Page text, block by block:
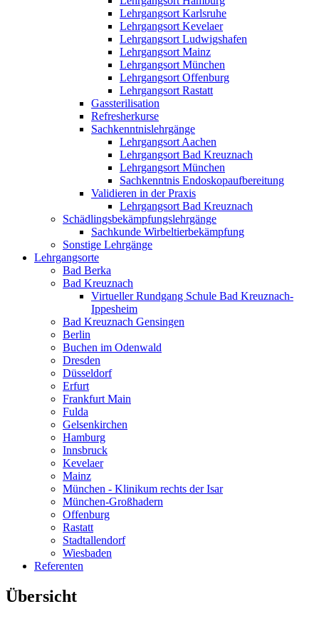
Lehrgangsort Karlsruhe
Lehrgangsort Kevelaer
Lehrgangsort Ludwigshafen
Lehrgangsort Mainz
Lehrgangsort München
Lehrgangsort Offenburg
Lehrgangsort Rastatt
Gassterilisation
Refresherkurse
Sachkenntnislehrgänge
Lehrgangsort Aachen
Lehrgangsort Bad Kreuznach
Lehrgangsort München
Sachkenntnis Endoskopaufbereitung
Validieren in der Praxis
Lehrgangsort Bad Kreuznach
Schädlingsbekämpfungslehrgänge
Sachkunde Wirbeltierbekämpfung
Sonstige Lehrgänge
Lehrgangsorte
Bad Berka
Bad Kreuznach
Virtueller Rundgang Schule Bad Kreuznach-
Ippesheim
Bad Kreuznach Gensingen
Berlin
Buchen im Odenwald
Dresden
Düsseldorf
Erfurt
Frankfurt Main
Fulda
Gelsenkirchen
Hamburg
Innsbruck
Kevelaer
Mainz
München - Klinikum rechts der Isar
München-Großhadern
Offenburg
Rastatt
Stadtallendorf
Wiesbaden
Referenten
Übersicht